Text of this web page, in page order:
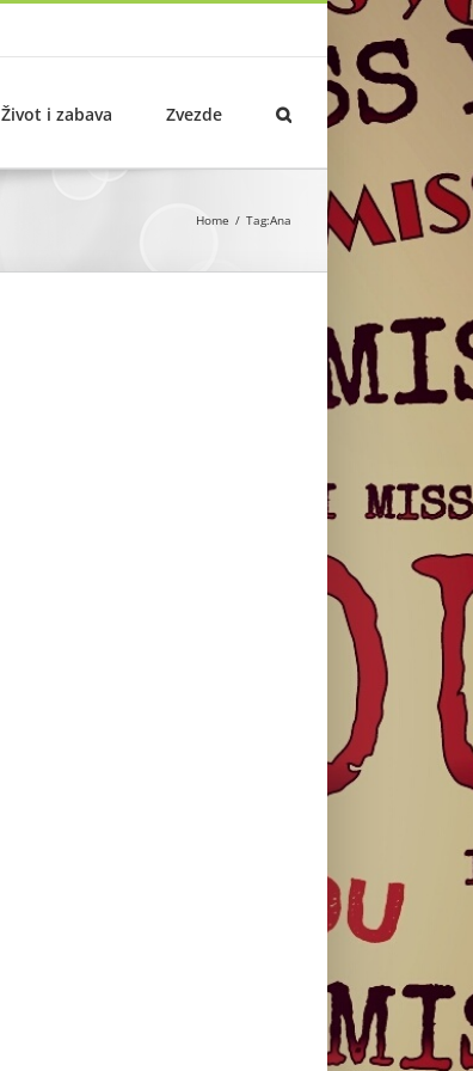
Život i zabava Zvezde
Home Tag:Ana